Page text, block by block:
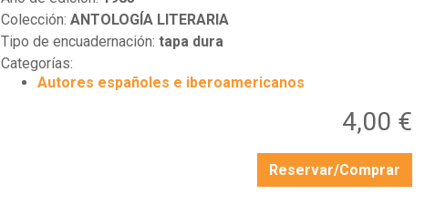
Colección: ANTOLOGÍA LITERARIA
Tipo de encuadernación: tapa dura
Categorías:
Autores españoles e iberoamericanos
4,00 €
Reservar/Comprar